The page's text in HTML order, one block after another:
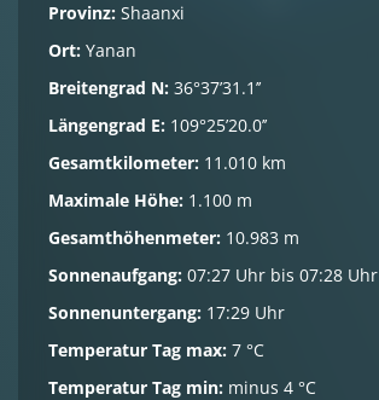
Provinz: Shaanxi
Ort: Yanan
Breitengrad N: 36°37’31.1’’
Längengrad E: 109°25’20.0’’
Gesamtkilometer: 11.010 km
Maximale Höhe: 1.100 m
Gesamthöhenmeter: 10.983 m
Sonnenaufgang: 07:27 Uhr bis 07:28 Uhr
Sonnenuntergang: 17:29 Uhr
Temperatur Tag max: 7 °C
Temperatur Tag min: minus 4 °C